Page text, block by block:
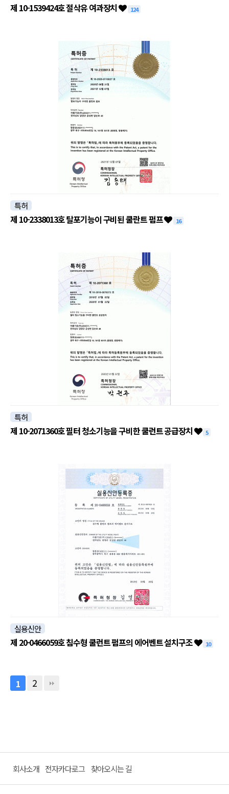
제 10-1539424호 절삭유 여과장치 124
특허
제 10-2338013호 탈포기능이 구비된 쿨란트 펌프 16
특허
제 10-2071360호 필터 청소기능을 구비한 쿨런트 공급장치 5
실용신안
제 20-0466059호 침수형 쿨런트 펌프의 에어벤트 설치구조 10
1 2
회사소개 전자카다로그 찾아오시는 길